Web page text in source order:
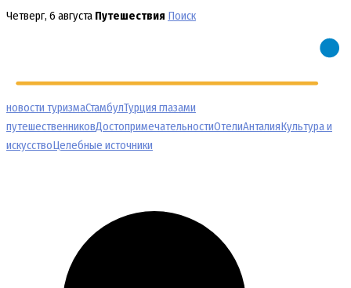
Перейти
Четверг, 6 августа Путешествия Поиск
новости туризмаСтамбулТурция глазами
путешественниковДостопримечательностиОтелиАнталияКультура и
искусствоЦелебные источники